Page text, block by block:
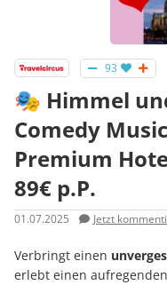
93
🎭 Himmel
Comedy
Premium
89€ p.P.
01.07.2025 Jetzt
Verbringt einen
erlebt einen